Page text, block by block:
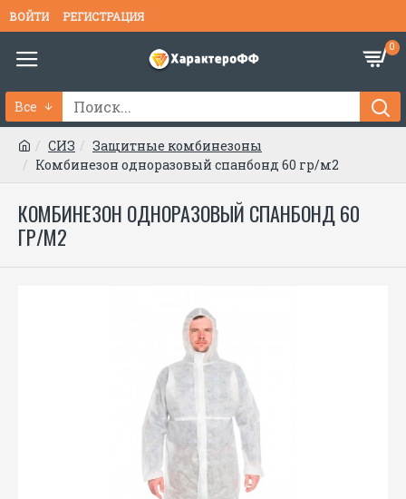
ВОЙТИ РЕГИСТРАЦИЯ
0
Все
СИЗ
Защитные комбинезоны
Комбинезон одноразовый спанбонд 60 гр/м2
КОМБИНЕЗОН ОДНОРАЗОВЫЙ СПАНБОНД 60
ГР/М2